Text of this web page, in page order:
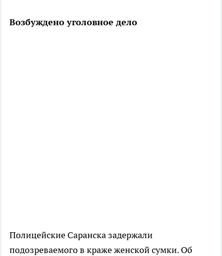
Возбуждено уголовное дело
Полицейские Саранска задержали
подозреваемого в краже женской сумки. Об